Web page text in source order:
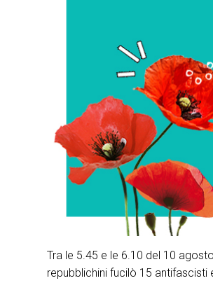
Tra le 5.45 e le 6.10 del 10
repubblichini fucilò 15 antifascisti